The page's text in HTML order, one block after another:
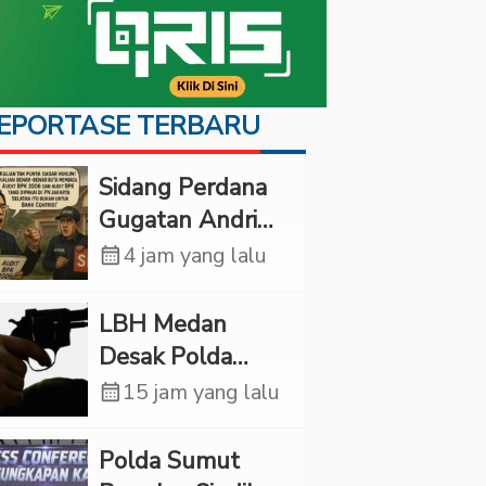
TERBARU
Sidang Perdana
Gugatan Andri
Tedjadharma di
KPKNL dan
PUPN Mangkir
calendar_month4 jam yang lalu
LBH Medan
Desak Polda
Sumut Usut
Lorenza
calendar_month15 jam yang lalu
Polda Sumut